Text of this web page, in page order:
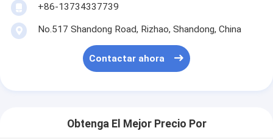
+86-13734337739
No.517 Shandong Road, Rizhao, Shandong, China
Contactar ahora
Obtenga El Mejor Precio Por